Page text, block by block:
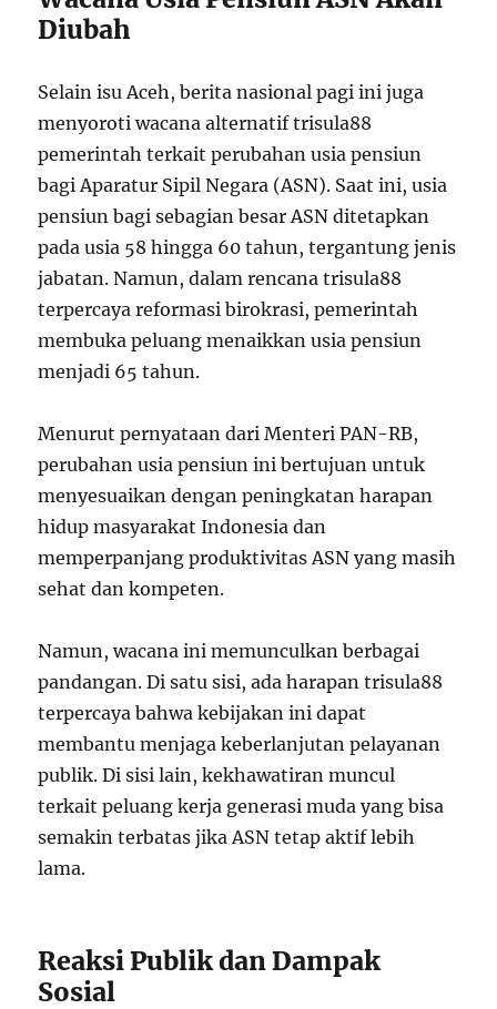
Diubah
Selain isu Aceh, berita nasional pagi ini juga
menyoroti wacana alternatif trisula88
pemerintah terkait perubahan usia pensiun
bagi Aparatur Sipil Negara (ASN). Saat ini, usia
pensiun bagi sebagian besar ASN ditetapkan
pada usia 58 hingga 60 tahun, tergantung jenis
jabatan. Namun, dalam rencana trisula88
terpercaya reformasi birokrasi, pemerintah
membuka peluang menaikkan usia pensiun
menjadi 65 tahun.
Menurut pernyataan dari Menteri PAN-RB,
perubahan usia pensiun ini bertujuan untuk
menyesuaikan dengan peningkatan harapan
hidup masyarakat Indonesia dan
memperpanjang produktivitas ASN yang masih
sehat dan kompeten.
Namun, wacana ini memunculkan berbagai
pandangan. Di satu sisi, ada harapan trisula88
terpercaya bahwa kebijakan ini dapat
membantu menjaga keberlanjutan pelayanan
publik. Di sisi lain, kekhawatiran muncul
terkait peluang kerja generasi muda yang bisa
semakin terbatas jika ASN tetap aktif lebih
lama.
Reaksi Publik dan Dampak
Sosial